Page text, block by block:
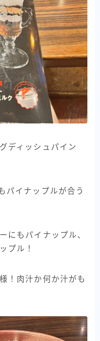
ディッシュパイン
パイナップルが合う
にもパイナップル、
プル！
！肉汁か何か汁がも